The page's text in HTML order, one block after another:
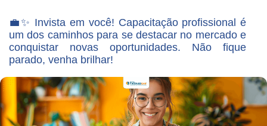
💼✨ Invista em você! Capacitação profissional é
um dos caminhos para se destacar no mercado e
conquistar novas oportunidades. Não fique
parado, venha brilhar!